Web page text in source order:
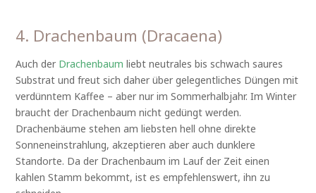
4. Drachenbaum (Dracaena)
Auch der Drachenbaum liebt neutrales bis schwach saures
Substrat und freut sich daher über gelegentliches Düngen mit
verdünntem Kaffee – aber nur im Sommerhalbjahr. Im Winter
braucht der Drachenbaum nicht gedüngt werden.
Drachenbäume stehen am liebsten hell ohne direkte
Sonneneinstrahlung, akzeptieren aber auch dunklere
Standorte. Da der Drachenbaum im Lauf der Zeit einen
kahlen Stamm bekommt, ist es empfehlenswert, ihn zu